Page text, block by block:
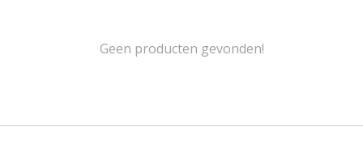
Geen producten gevonden!